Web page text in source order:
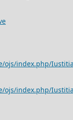
ojs/index.php/
ojs/index.php/